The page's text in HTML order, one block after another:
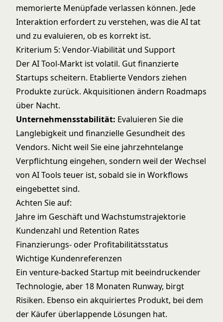
memorierte Menüpfade verlassen können. Jede
Interaktion erfordert zu verstehen, was die AI tat
und zu evaluieren, ob es korrekt ist.
Kriterium 5: Vendor-Viabilität und Support
Der AI Tool-Markt ist volatil. Gut finanzierte
Startups scheitern. Etablierte Vendors ziehen
Produkte zurück. Akquisitionen ändern Roadmaps
über Nacht.
Unternehmensstabilität: Evaluieren Sie die
Langlebigkeit und finanzielle Gesundheit des
Vendors. Nicht weil Sie eine jahrzehntelange
Verpflichtung eingehen, sondern weil der Wechsel
von AI Tools teuer ist, sobald sie in Workflows
eingebettet sind.
Achten Sie auf:
Jahre im Geschäft und Wachstumstrajektorie
Kundenzahl und Retention Rates
Finanzierungs- oder Profitabilitätsstatus
Wichtige Kundenreferenzen
Ein venture-backed Startup mit beeindruckender
Technologie, aber 18 Monaten Runway, birgt
Risiken. Ebenso ein akquiriertes Produkt, bei dem
der Käufer überlappende Lösungen hat.